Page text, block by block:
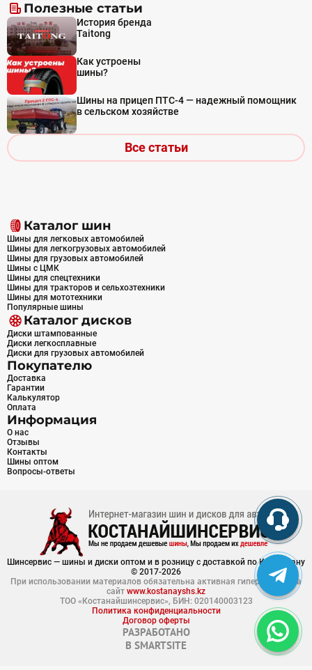
Полезные статьи
История бренда
Taitong
Как устроены
шины?
Шины на прицеп ПТС-4 — надежный помощник
в сельском хозяйстве
Все статьи
Каталог шин
Шины для легковых автомобилей
Шины для легкогрузовых автомобилей
Шины для грузовых автомобилей
Шины с ЦМК
Шины для спецтехники
Шины для тракторов и сельхозтехники
Шины для мототехники
Популярные шины
Каталог дисков
Диски штампованные
Диски легкосплавные
Диски для грузовых автомобилей
Покупателю
Доставка
Гарантии
Калькулятор
Оплата
Информация
О нас
Отзывы
Контакты
Шины оптом
Вопросы-ответы
Шинсервис — шины и диски оптом и в розницу с доставкой по Казахстану
© 2017-2026
При использовании материалов обязательна активная гиперссылка на
сайт www.kostanayshs.kz
ТОО «Костанайшинсервис», БИН: 020140003123
Политика конфиденциальности
Договор оферты
РАЗРАБОТАНО
В SMARTSITE